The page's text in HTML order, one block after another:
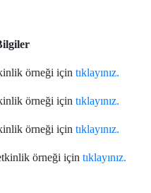
örneği için tıklayınız.
örneği için tıklayınız.
örneği için tıklayınız.
örneği için tıklayınız.